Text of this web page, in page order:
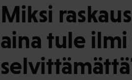
Miksi
aina tule